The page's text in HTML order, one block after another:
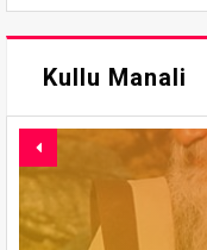
Kullu Manali